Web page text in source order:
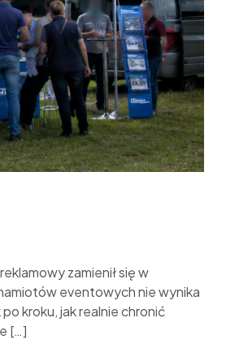
zamienił się w
eventowych nie wynika
kroku, jak realnie chronić
[…]